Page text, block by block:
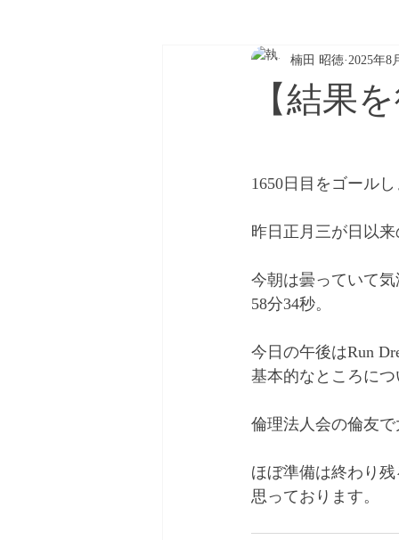
【結果
楠田 昭徳 2025年8
1650日目をゴール
昨日正月三が日以
今朝は曇っていて
58分34秒。
今日の午後はRun
基本的なところに
倫理法人会の倫友
ほぼ準備は終わり
思っております。